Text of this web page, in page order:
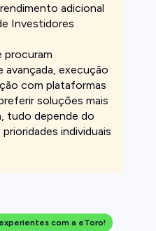
adicional
Investidores
procuram
avançada, execução
com plataformas
soluções mais
tudo depende do
individuais
com a eToro!